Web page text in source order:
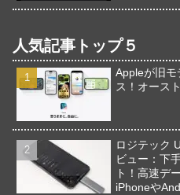
人気記事トップ５
Appleが旧
ス！オース
ロジテック
ビュー：下
ト！高速デ
iPhoneや